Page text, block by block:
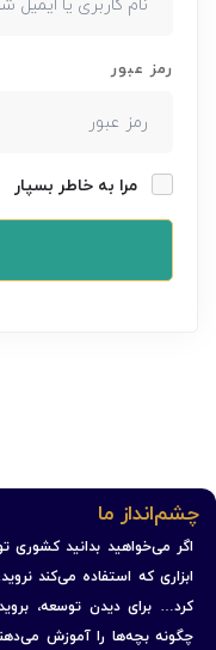
رمز عبور
مرا به خاطر بسپار
چشم‌انداز ما
اگر می‌خواهید بدانید کشوری
ابزاری که استفاده می‌کند
کرد… برای دیدن توسعه،
چگونه بچه‌ها را آموزش